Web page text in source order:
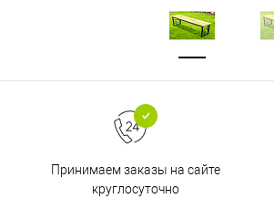
Принимаем заказы на сайте
круглосуточно